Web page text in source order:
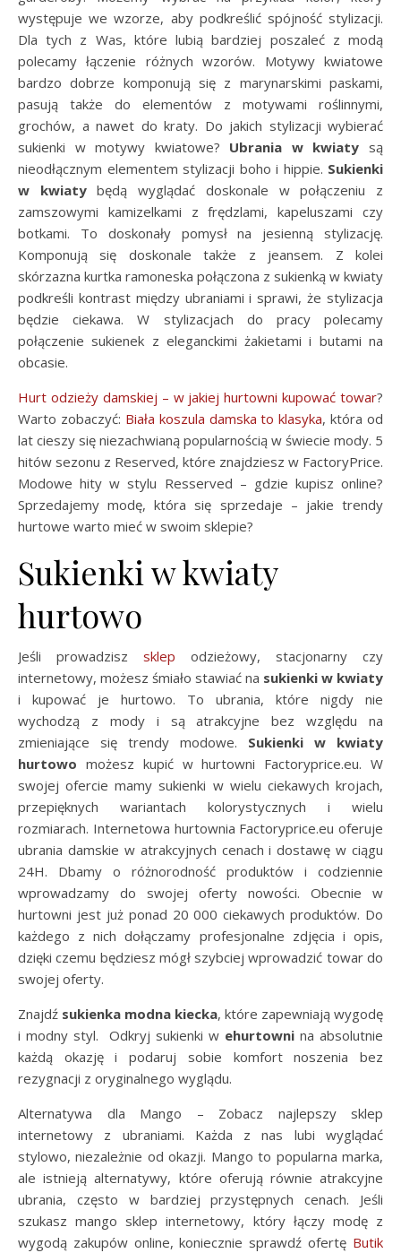
występuje we wzorze, aby podkreślić spójność stylizacji.
Dla tych z Was, które lubią bardziej poszaleć z modą
polecamy łączenie różnych wzorów. Motywy kwiatowe
bardzo dobrze komponują się z marynarskimi paskami,
pasują także do elementów z motywami roślinnymi,
grochów, a nawet do kraty. Do jakich stylizacji wybierać
sukienki w motywy kwiatowe? Ubrania w kwiaty są
nieodłącznym elementem stylizacji boho i hippie. Sukienki
w kwiatybędą wyglądać doskonale w połączeniu z
zamszowymi kamizelkami z frędzlami, kapeluszami czy
botkami. To doskonały pomysł na jesienną stylizację.
Komponują się doskonale także z jeansem. Z kolei
skórzazna kurtka ramoneska połączona z sukienką w kwiaty
podkreśli kontrast między ubraniami i sprawi, że stylizacja
będzie ciekawa. W stylizacjach do pracy polecamy
połączenie sukienek z eleganckimi żakietami i butami na
obcasie.
Hurt odzieży damskiej – w jakiej hurtowni kupować towar?
Warto zobaczyć: Biała koszula damska to klasyka, która od
lat cieszy się niezachwianą popularnością w świecie mody. 5
hitów sezonu z Reserved, które znajdziesz w FactoryPrice.
Modowe hity w stylu Resserved – gdzie kupisz online?
Sprzedajemy modę, która się sprzedaje – jakie trendy
hurtowe warto mieć w swoim sklepie?
Sukienki w kwiaty
hurtowo
Jeśli prowadzisz sklep odzieżowy, stacjonarny czy
internetowy, możesz śmiało stawiać na sukienki w kwiaty
i kupować je hurtowo. To ubrania, które nigdy nie
wychodzą z mody i są atrakcyjne bez względu na
zmieniające się trendy modowe. Sukienki w kwiaty
hurtowo możesz kupić w hurtowni Factoryprice.eu. W
swojej ofercie mamy sukienki w wielu ciekawych krojach,
przepięknych wariantach kolorystycznych i wielu
rozmiarach. Internetowa hurtownia Factoryprice.eu oferuje
ubrania damskie w atrakcyjnych cenach i dostawę w ciągu
24H. Dbamy o różnorodność produktów i codziennie
wprowadzamy do swojej oferty nowości. Obecnie w
hurtowni jest już ponad 20 000 ciekawych produktów. Do
każdego z nich dołączamy profesjonalne zdjęcia i opis,
dzięki czemu będziesz mógł szybciej wprowadzić towar do
swojej oferty.
Znajdź sukienka modna kiecka, które zapewniają wygodę
i modny styl. Odkryj sukienki w ehurtowni na absolutnie
każdą okazję i podaruj sobie komfort noszenia bez
rezygnacji z oryginalnego wyglądu.
Alternatywa dla Mango – Zobacz najlepszy sklep
internetowy z ubraniami. Każda z nas lubi wyglądać
stylowo, niezależnie od okazji. Mango to popularna marka,
ale istnieją alternatywy, które oferują równie atrakcyjne
ubrania, często w bardziej przystępnych cenach. Jeśli
szukasz mango sklep internetowy, który łączy modę z
wygodą zakupów online, koniecznie sprawdź ofertę Butik